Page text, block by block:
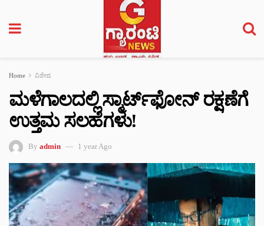
Home ವಿಶೇಷ
ಮಳೆಗಾಲದಲ್ಲಿ ಸ್ಮಾರ್ಟ್‌ಫೋನ್ ರಕ್ಷಣೆಗೆ
ಉತ್ತಮ ಸಲಹೆಗಳು!
By admin 1 year Ago